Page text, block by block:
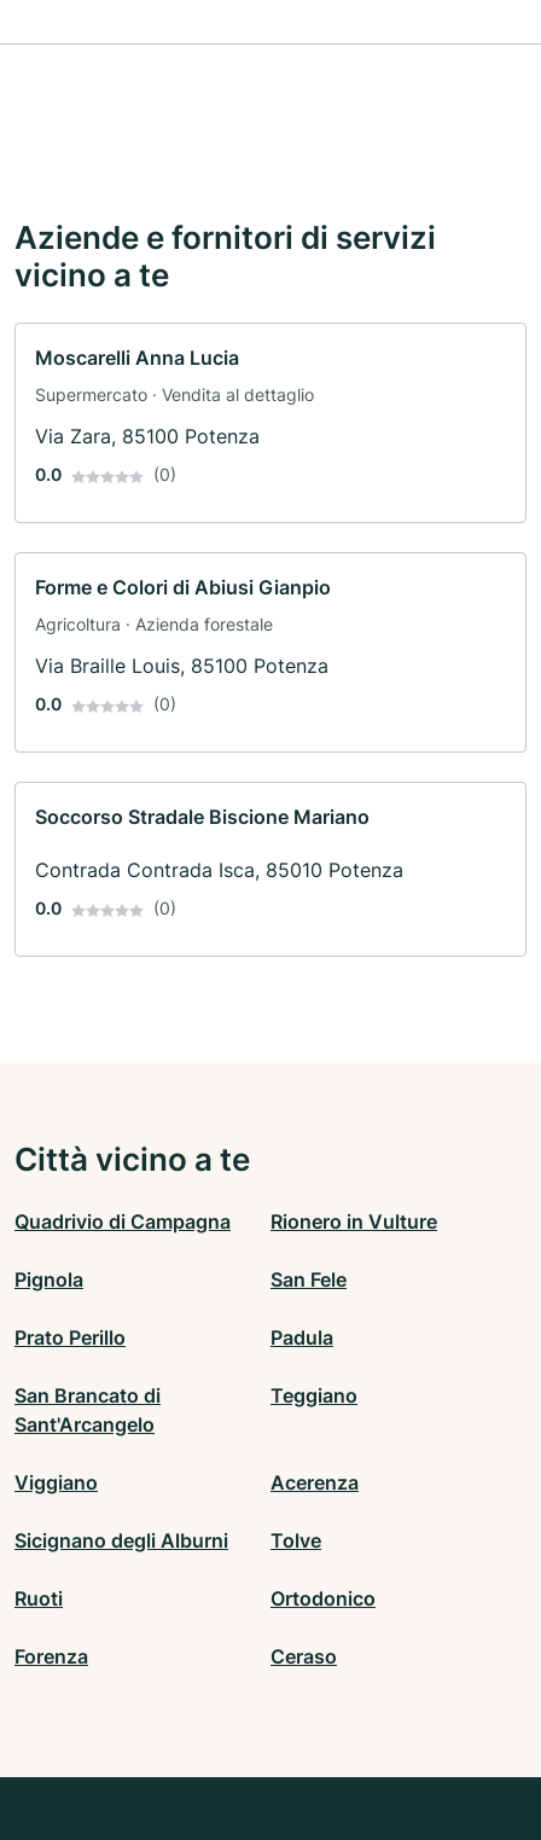
Aziende e fornitori di servizi
vicino a te
Moscarelli Anna Lucia
Supermercato · Vendita al dettaglio
Via Zara, 85100 Potenza
0.0 (0)
Forme e Colori di Abiusi Gianpio
Agricoltura · Azienda forestale
Via Braille Louis, 85100 Potenza
0.0 (0)
Soccorso Stradale Biscione Mariano
Contrada Contrada Isca, 85010 Potenza
0.0 (0)
Città vicino a te
Quadrivio di Campagna Rionero in Vulture
Pignola San Fele
Prato Perillo Padula
San Brancato di
Sant'Arcangelo
Teggiano
Viggiano Acerenza
Sicignano degli Alburni Tolve
Ruoti Ortodonico
Forenza Ceraso